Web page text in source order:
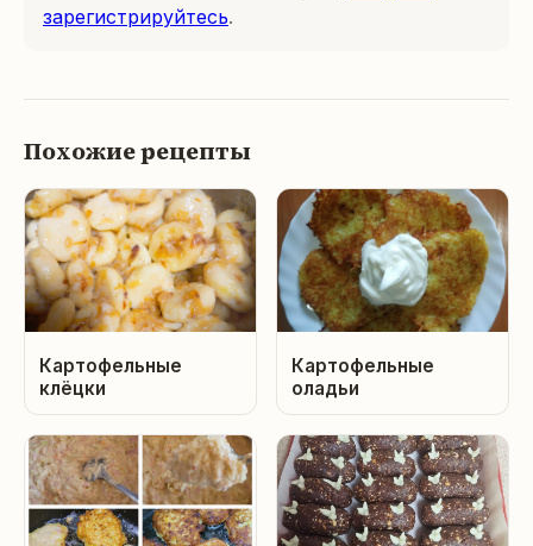
зарегистрируйтесь.
Похожие рецепты
Картофельные
клёцки
Картофельные
оладьи